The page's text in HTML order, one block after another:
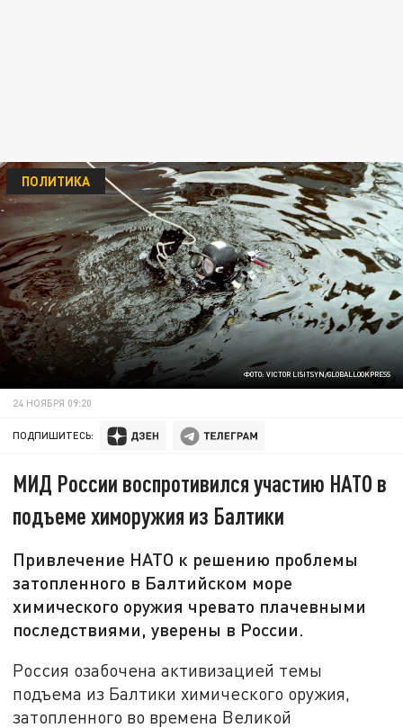
ФОТО: VICTOR LISITSYN/GLOBALLOOKPRESS
ПОЛИТИКА
24 НОЯБРЯ 09:20
ПОДПИШИТЕСЬ:
МИД России воспротивился участию НАТО в
подъеме химоружия из Балтики
Привлечение НАТО к решению проблемы
затопленного в Балтийском море
химического оружия чревато плачевными
последствиями, уверены в России.
Россия озабочена активизацией темы
подъема из Балтики химического оружия,
затопленного во времена Великой